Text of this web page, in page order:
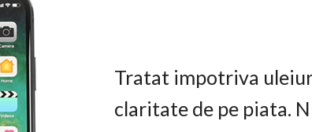
Tratat impotriva
claritate de pe piata.